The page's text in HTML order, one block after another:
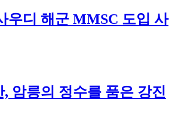
우디 해군 MMSC 도입 사
암릉의 정수를 품은 강진